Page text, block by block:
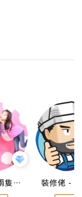
儍媽媽與兩隻小魔怪之家